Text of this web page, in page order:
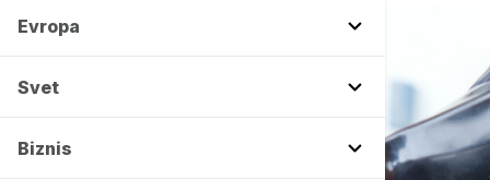
Evropa
Svet
Biznis